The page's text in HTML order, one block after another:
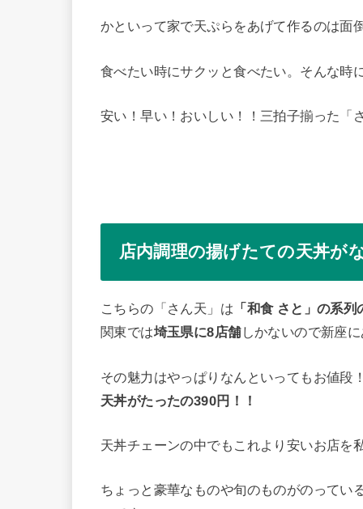
かといって家で天ぷらをあげて作るのは面
食べたい時にサクッと食べたい。そんな時
安い！早い！おいしい！！三拍子揃った「
店内調理の揚げたての天丼が
こちらの「さん天」は 「和食 さと」の系列
関東では埼玉県に8店舗しかないので新座
その魅力はやっぱりなんといってもお値段
天丼がたったの390円！！
天丼チェーンの中でもこれより安いお店を
ちょっと豪華なものや旬のものがのってい